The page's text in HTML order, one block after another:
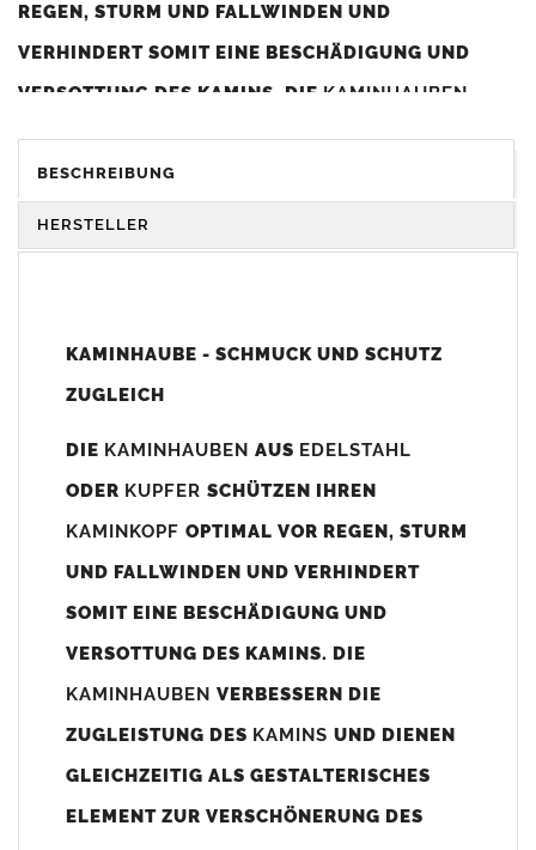
REGEN, STURM UND FALLWINDEN UND
VERHINDERT SOMIT EINE BESCHÄDIGUNG UND
VERSOTTUNG DES KAMINS. DIE KAMINHAUBEN
DIENEN GLEICHZEITIG ALS GESTALTERISCHES
ELEMENT ZUR VERSCHÖNERUNG DES BAUWERKS.
Unsere Maßangaben beziehen sich immer auf das
800mm x 740-800mm angefertigt (siehe Bild/Zeichnung unten).
angefertigt werden (bitte anfragen).
(siehe Bild/Zeichnung unten) angefertigt. Sollten die Bohrungen
nicht passen dann bitte "ohne"Bohrungen (Auswahlfeld)
bis 500mm Kaminbreite: Abstand vom Kaminrand ca.
80mm
BESCHREIBUNG
HERSTELLER
KAMINHAUBE - SCHMUCK UND SCHUTZ
ZUGLEICH
DIE KAMINHAUBEN AUS EDELSTAHL
ODER KUPFER SCHÜTZEN IHREN
KAMINKOPF OPTIMAL VOR REGEN, STURM
UND FALLWINDEN UND VERHINDERT
SOMIT EINE BESCHÄDIGUNG UND
VERSOTTUNG DES KAMINS. DIE
KAMINHAUBEN VERBESSERN DIE
ZUGLEISTUNG DES KAMINS UND DIENEN
GLEICHZEITIG ALS GESTALTERISCHES
ELEMENT ZUR VERSCHÖNERUNG DES